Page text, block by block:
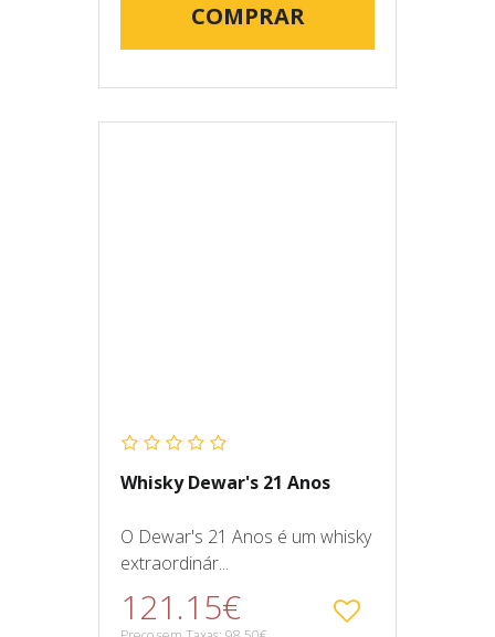
COMPRAR
Whisky Dewar's 21 Anos
O Dewar's 21 Anos é um whisky
extraordinár...
121.15€